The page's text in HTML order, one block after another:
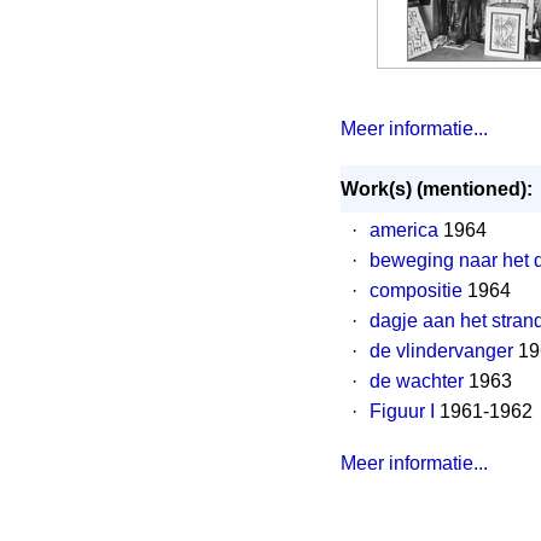
Meer informatie...
Work(s) (mentioned):
·
america 1964
·
beweging naar het
·
compositie 1964
·
dagje aan het
·
de vlindervanger
·
de wachter 1963
·
Figuur I 1961-1962
Meer informatie...